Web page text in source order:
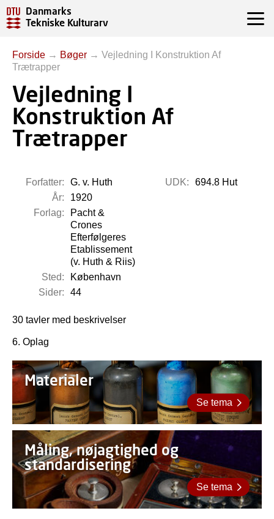
Danmarks
Tekniske Kulturarv
Forside → Bøger → Vejledning I Konstruktion Af
Trætrapper
Vejledning I
Konstruktion Af
Trætrapper
Forfatter:
G. v. Huth
År:
1920
Forlag:
Pacht &
Crones
Efterfølgeres
Etablissement
(v. Huth & Riis)
Sted:
København
Sider:
44
UDK: 694.8 Hut
30 tavler med beskrivelser
6. Oplag
Materialer
Se tema
Måling, nøjagtighed og
standardisering
Se tema